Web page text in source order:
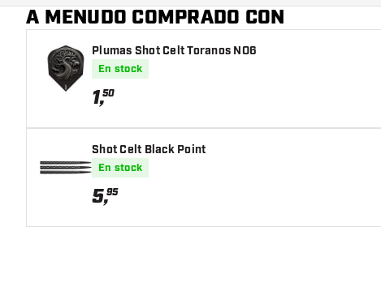
A MENUDO COMPRADO CON
Plumas Shot Celt Toranos NO6
En stock
1,50
Shot Celt Black Point
En stock
5,95